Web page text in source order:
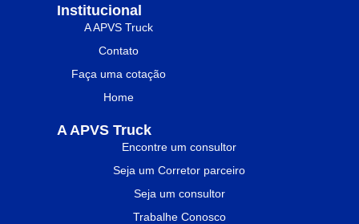
Institucional
A APVS Truck
Contato
Faça uma cotação
Home
A APVS Truck
Encontre um consultor
Seja um Corretor parceiro
Seja um consultor
Trabalhe Conosco